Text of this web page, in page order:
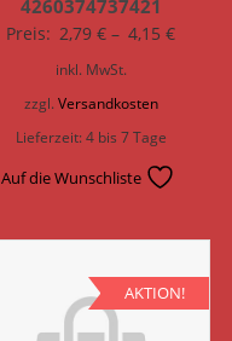
4260374737421
Preis: 2,79€ – 4,15€
inkl. MwSt.
zzgl. Versandkosten
Lieferzeit:4 bis 7 Tage
Auf die Wunschliste
AKTION!